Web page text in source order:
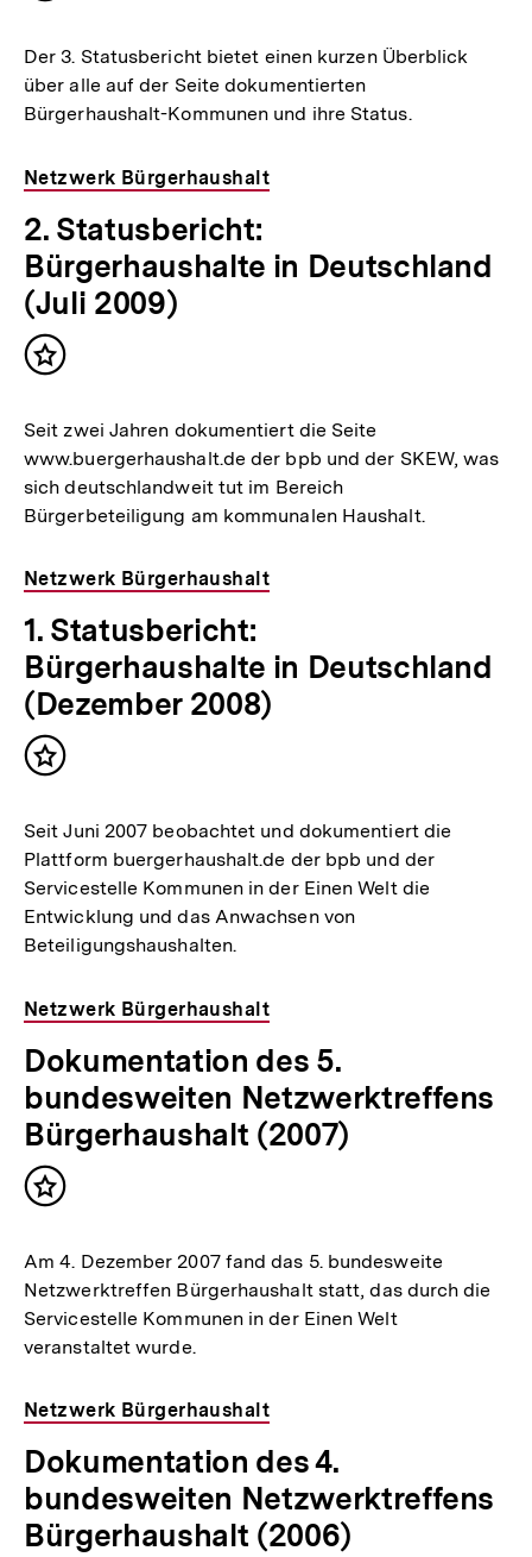
Der 3. Statusbericht bietet einen kurzen Überblick
über alle auf der Seite dokumentierten
Bürgerhaushalt-Kommunen und ihre Status.
Netzwerk Bürgerhaushalt
2. Statusbericht:
Bürgerhaushalte in Deutschland
(Juli 2009)
Inhalt
Seit zwei Jahren dokumentiert die Seite
www.buergerhaushalt.de der bpb und der SKEW, was
sich deutschlandweit tut im Bereich
Bürgerbeteiligung am kommunalen Haushalt.
Netzwerk Bürgerhaushalt
1. Statusbericht:
Bürgerhaushalte in Deutschland
(Dezember 2008)
Inhalt
Seit Juni 2007 beobachtet und dokumentiert die
Plattform buergerhaushalt.de der bpb und der
Servicestelle Kommunen in der Einen Welt die
Entwicklung und das Anwachsen von
Beteiligungshaushalten.
Netzwerk Bürgerhaushalt
Dokumentation des 5.
bundesweiten Netzwerktreffens
Bürgerhaushalt (2007)
Inhalt
Am 4. Dezember 2007 fand das 5. bundesweite
Netzwerktreffen Bürgerhaushalt statt, das durch die
Servicestelle Kommunen in der Einen Welt
veranstaltet wurde.
Netzwerk Bürgerhaushalt
Dokumentation des 4.
bundesweiten Netzwerktreffens
Bürgerhaushalt (2006)